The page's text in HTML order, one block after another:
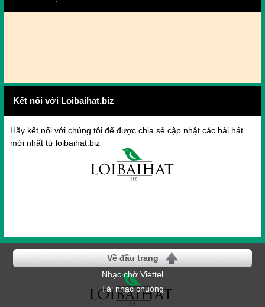
Kết nối với Loibaihat.biz
Hãy kết nối với chúng tôi để được chia sẻ cập nhật các bài hát
mới nhất từ loibaihat.biz
Về đầu trang
Nhạc chờ Viettel
Tải nhạc chuông